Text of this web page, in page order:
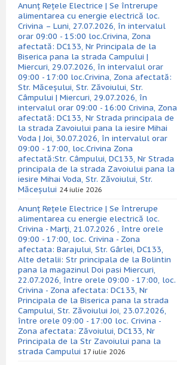
Anunț Rețele Electrice | Se întrerupe
alimentarea cu energie electrică loc.
Crivina – Luni, 27.07.2026, în intervalul
orar 09:00 - 15:00 loc.Crivina, Zona
afectată: DC133, Nr Principala de la
Biserica pana la strada Campului |
Miercuri, 29.07.2026, în intervalul orar
09:00 - 17:00 loc.Crivina, Zona afectată:
Str. Măceșului, Str. Zăvoiului, Str.
Câmpului | Miercuri, 29.07.2026, în
intervalul orar 09:00 - 16:00 Crivina, Zona
afectată: DC133, Nr Strada principala de
la strada Zavoiului pana la iesire Mihai
Voda | Joi, 30.07.2026, în intervalul orar
09:00 - 17:00, loc.Crivina Zona
afectată:Str. Câmpului, DC133, Nr Strada
principala de la strada Zavoiului pana la
iesire Mihai Voda, Str. Zăvoiului, Str.
Măceșului 24 iulie 2026
Anunț Rețele Electrice | Se întrerupe
alimentarea cu energie electrică loc.
Crivina - Marți, 21.07.2026 , între orele
09:00 - 17:00, loc. Crivina - Zona
afectata: Barajului, Str. Gârlei, DC133,
Alte detalii: Str principala de la Bolintin
pana la magazinul Doi pasi Miercuri,
22.07.2026, între orele 09:00 - 17:00, loc.
Crivina - Zona afectata: DC133, Nr
Principala de la Biserica pana la strada
Campului, Str. Zăvoiului Joi, 23.07.2026,
între orele 09:00 - 17:00 loc. Crivina -
Zona afectata: Zăvoiului, DC133, Nr
Principala de la Str Zavoiului pana la
strada Campului 17 iulie 2026